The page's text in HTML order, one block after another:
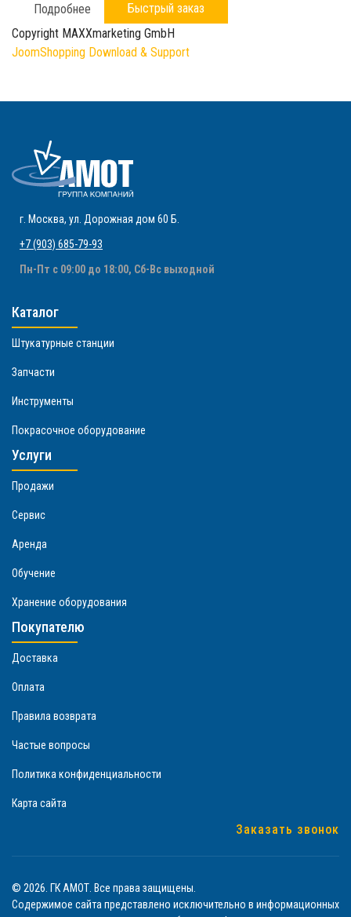
Подробнее
Быстрый заказ
Copyright MAXXmarketing GmbH
JoomShopping Download & Support
г. Москва, ул. Дорожная дом 60 Б
+7 (903) 685-79-93
Пн-Пт с 09:00 до 18:00, Сб-Вс выходной
Каталог
Штукатурные станции
Запчасти
Инструменты
Покрасочное оборудование
Услуги
Продажи
Сервис
Аренда
Обучение
Хранение оборудования
Покупателю
Доставка
Оплата
Правила возврата
Частые вопросы
Политика конфиденциальности
Карта сайта
Заказать звонок
© 2026. ГК АМОТ. Все права защищены.
Содержимое сайта представлено исключительно в информационных